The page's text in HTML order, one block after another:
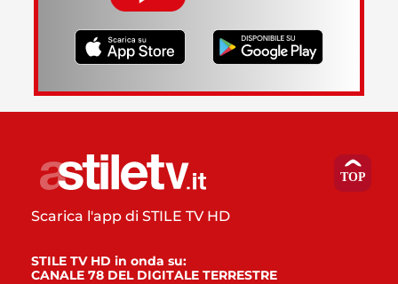
Scarica l'app di STILE TV HD
STILE TV HD in onda su:
CANALE 78 DEL DIGITALE TERRESTRE